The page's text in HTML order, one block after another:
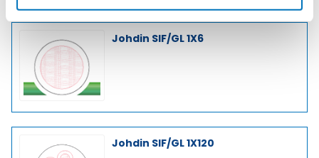
Johdin SIF/GL 1X6
Johdin SIF/GL 1X120